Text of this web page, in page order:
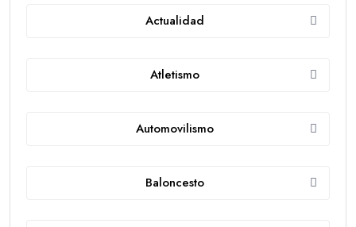
Actualidad
Atletismo
Automovilismo
Baloncesto